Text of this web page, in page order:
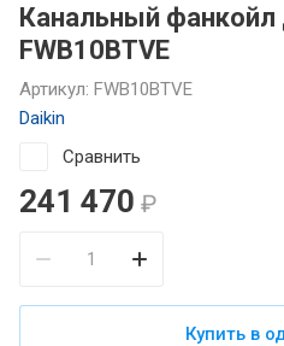
Канальный фанкойл
FWB10BTVE
Артикул: FWB10BTVE
Daikin
Сравнить
241 470 ₽
Купить в